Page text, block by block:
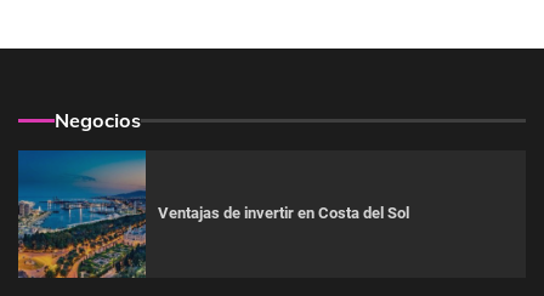
Negocios
Ventajas de invertir en Costa del Sol